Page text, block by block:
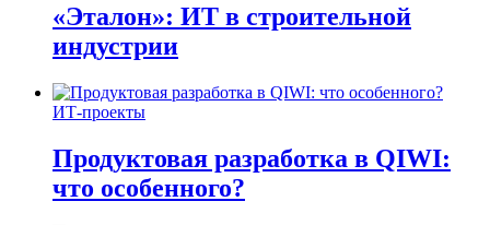
«Эталон»: ИТ в строительной
индустрии
ИТ-проекты
Продуктовая разработка в QIWI:
что особенного?